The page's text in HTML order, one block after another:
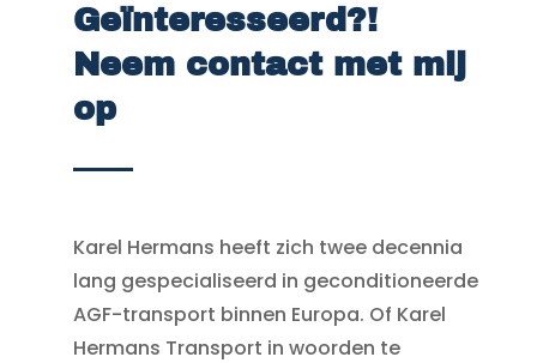
Geïnteresseerd?!
Neem contact met mij
op
Karel Hermans heeft zich twee decennia
lang gespecialiseerd in geconditioneerde
AGF-transport binnen Europa. Of Karel
Hermans Transport in woorden te